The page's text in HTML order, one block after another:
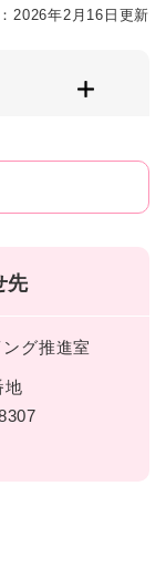
2026年2月16日更新
先
グ推進室
地